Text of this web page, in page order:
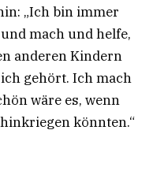
„Ich bin immer
mach und helfe,
anderen Kindern
gehört. Ich mach
wäre es, wenn
könnten.“